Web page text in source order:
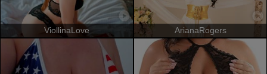
ViollinaLove ArianaRogers